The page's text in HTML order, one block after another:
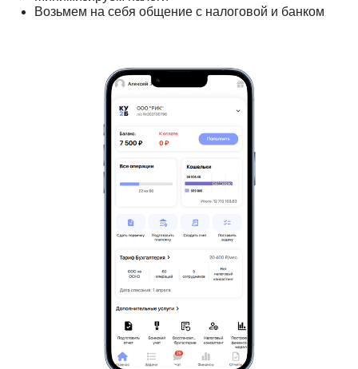
Возьмем на себя общение с налоговой и банком